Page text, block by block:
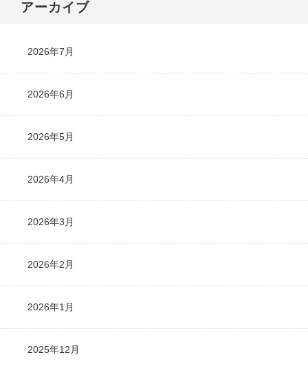
アーカイブ
2026年7月
2026年6月
2026年5月
2026年4月
2026年3月
2026年2月
2026年1月
2025年12月